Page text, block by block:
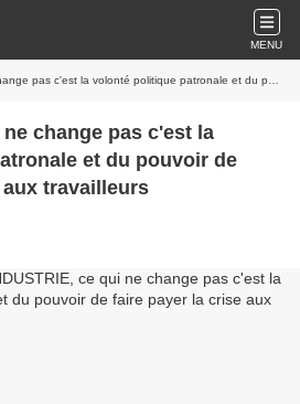
MENU
volonté politique patronale et du pouvoir de faire payer la crise aux travailleurs
ne change pas c'est la
et du pouvoir de
travailleurs